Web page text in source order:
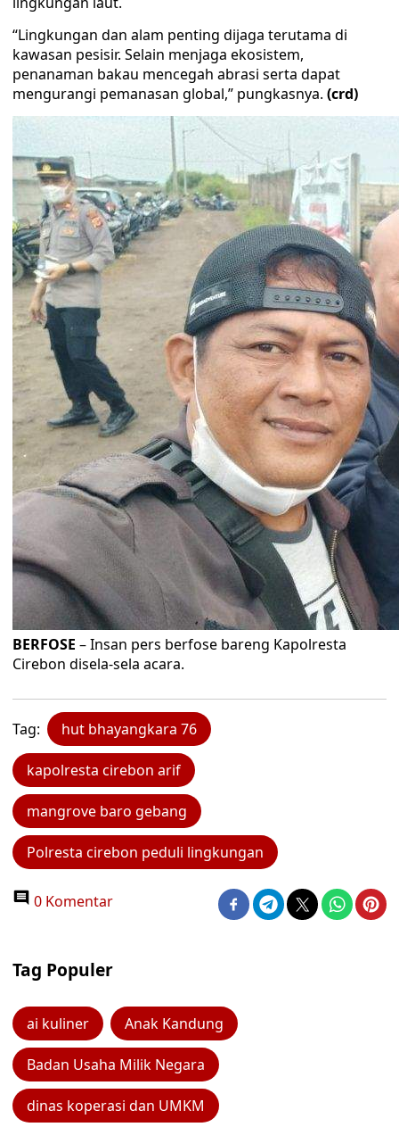
“Lingkungan dan alam penting dijaga terutama di
kawasan pesisir. Selain menjaga ekosistem,
penanaman bakau mencegah abrasi serta dapat
mengurangi pemanasan global,” pungkasnya. (crd)
BERFOSE – Insan pers berfose bareng Kapolresta
Cirebon disela-sela acara.
Tag: hut bhayangkara 76
kapolresta cirebon arif
mangrove baro gebang
Polresta cirebon peduli lingkungan
0 Komentar
Tag Populer
ai kuliner Anak Kandung
Badan Usaha Milik Negara
dinas koperasi dan UMKM